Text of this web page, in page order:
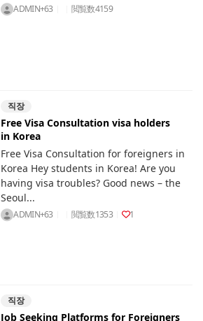
ADMIN+63 閲覧数4159
직장
Free Visa Consultation visa holders
in Korea
Free Visa Consultation for foreigners in
Korea Hey students in Korea! Are you
having visa troubles? Good news – the
Seoul...
ADMIN+63 閲覧数1353 1
직장
Job Seeking Platforms for Foreigners